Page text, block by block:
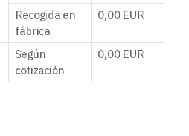
Recogida en
fábrica
0,00 EUR
Según
cotización
0,00 EUR